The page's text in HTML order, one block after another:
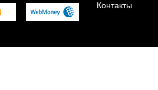
Контакты